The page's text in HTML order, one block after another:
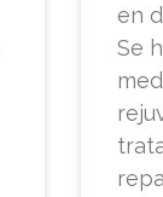
en
Se